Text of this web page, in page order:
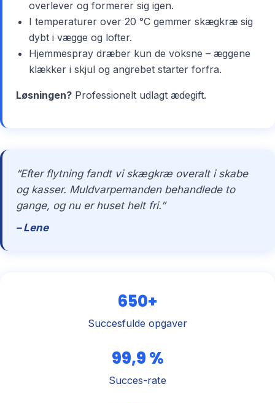
overlever og formerer sig igen.
I temperaturer over 20 °C gemmer skægkræ sig
dybt i vægge og lofter.
Hjemmespray dræber kun de voksne – æggene
klækker i skjul og angrebet starter forfra.
Løsningen? Professionelt udlagt ædegift.
“Efter flytning fandt vi skægkræ overalt i skabe
og kasser. Muldvarpemanden behandlede to
gange, og nu er huset helt fri.”
– Lene
650+
Succesfulde opgaver
99,9 %
Succes-rate